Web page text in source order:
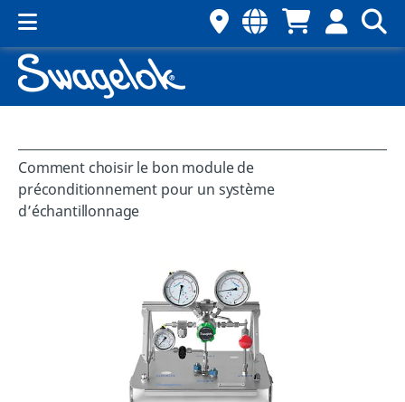
Comment choisir le bon module de
préconditionnement pour un système
d’échantillonnage